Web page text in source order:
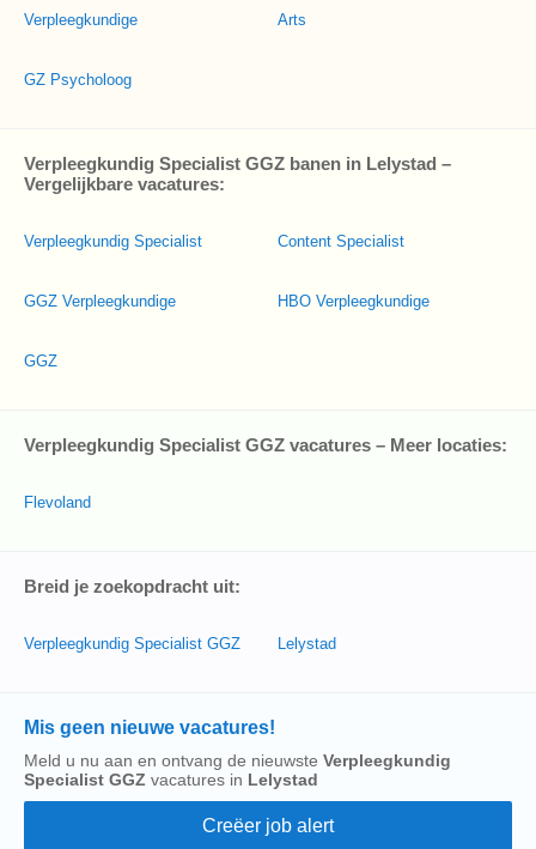
Verpleegkundige
GZ Psycholoog
Arts
Verpleegkundig Specialist GGZ banen in Lelystad –
Vergelijkbare vacatures:
Verpleegkundig Specialist
GGZ Verpleegkundige
GGZ
Content Specialist
HBO Verpleegkundige
Verpleegkundig Specialist GGZ vacatures – Meer locaties:
Flevoland
Breid je zoekopdracht uit:
Verpleegkundig Specialist GGZ Lelystad
Mis geen nieuwe vacatures!
Meld u nu aan en ontvang de nieuwste Verpleegkundig
Specialist GGZ vacatures in Lelystad